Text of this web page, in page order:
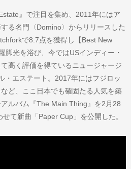
』で注目を集め、2011年にはア
る名門〈Domino〉からリリースした
で8.7点を獲得し【Best New
脚光を浴び、今ではUSインディー・
高く評価を得ているニュージャージ
・エステート。2017年にはフジロッ
ど、ここ日本でも確固たる人気を築
ルバム『The Main Thing』を2月28
て新曲「Paper Cup」を公開した。